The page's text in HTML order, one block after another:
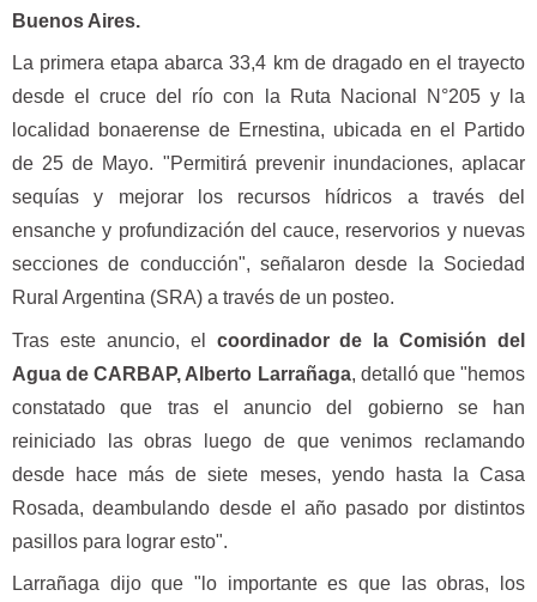
Buenos Aires.
La primera etapa abarca 33,4 km de dragado en el trayecto
desde el cruce del río con la Ruta Nacional N°205 y la
localidad bonaerense de Ernestina, ubicada en el Partido
de 25 de Mayo. "Permitirá prevenir inundaciones, aplacar
sequías y mejorar los recursos hídricos a través del
ensanche y profundización del cauce, reservorios y nuevas
secciones de conducción", señalaron desde la Sociedad
Rural Argentina (SRA) a través de un posteo.
Tras este anuncio, el coordinador de la Comisión del
Agua de CARBAP, Alberto Larrañaga, detalló que "hemos
constatado que tras el anuncio del gobierno se han
reiniciado las obras luego de que venimos reclamando
desde hace más de siete meses, yendo hasta la Casa
Rosada, deambulando desde el año pasado por distintos
pasillos para lograr esto".
Larrañaga dijo que "lo importante es que las obras, los